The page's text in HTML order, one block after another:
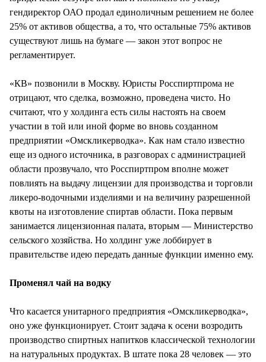
гендиректор ОАО продал единоличным решением не более
25% от активов общества, а то, что остальные 75% активов
существуют лишь на бумаге — закон этот вопрос не
регламентирует.
«КВ» позвонили в Москву. Юристы Росспиртпрома не
отрицают, что сделка, возможно, проведена чисто. Но
считают, что у холдинга есть силы настоять на своем
участии в той или иной форме во вновь созданном
предприятии «Омскликерводка». Как нам стало известно
еще из одного источника, в разговорах с администрацией
области прозвучало, что Росспиртпром вполне может
повлиять на выдачу лицензии для производства и торговли
ликеро-водочными изделиями и на величину разрешенной
квоты на изготовление спиртав области. Пока первым
занимается лицензионная палата, вторым — Министерство
сельского хозяйства. Но холдинг уже лоббирует в
правительстве идею передать данные функции именно ему.
Променял чай на водку
Что касается унитарного предприятия «Омскликерводка»,
оно уже функционирует. Стоит задача к осени возродить
производство спиртных напитков классической технологии
на натуральных продуктах. В штате пока 28 человек — это